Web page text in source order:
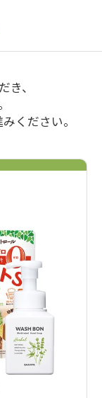
き、
ください。